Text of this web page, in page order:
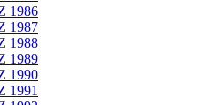
1986
1987
1988
1989
1990
1991